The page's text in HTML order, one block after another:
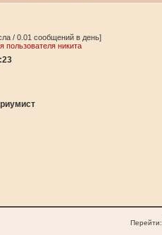
/ 0.01 сообщений в день]
пользователя никита
Перейти: